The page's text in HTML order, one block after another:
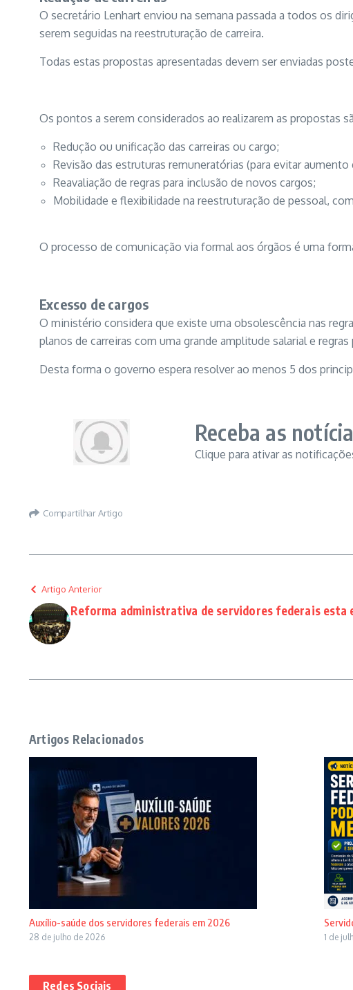
O secretário Lenhart enviou na semana passada a todos os
serem seguidas na reestruturação de carreira.
Todas estas propostas apresentadas devem ser enviadas
Os pontos a serem considerados ao realizarem as propostas
Redução ou unificação das carreiras ou cargo;
Revisão das estruturas remuneratórias (para evitar aumento
Reavaliação de regras para inclusão de novos cargos;
Mobilidade e flexibilidade na reestruturação de pessoal,
O processo de comunicação via formal aos órgãos é uma
Excesso de cargos
O ministério considera que existe uma obsolescência nas
planos de carreiras com uma grande amplitude salarial e
Desta forma o governo espera resolver ao menos 5 dos
Receba as
Clique para ativar as
Compartilhar Artigo
Artigo Anterior
Reforma administrativa de servidores federais esta
Artigos Relacionados
Auxílio-saúde dos servidores federais em 2026
28 de julho de 2026 1 de
Redes Sociais